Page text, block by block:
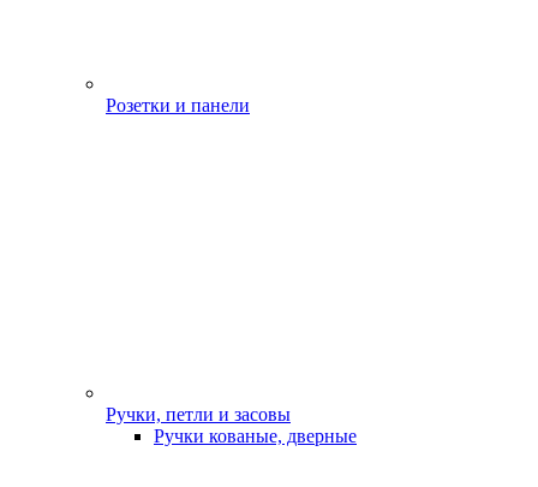
Розетки и панели
Ручки, петли и засовы
Ручки кованые, дверные